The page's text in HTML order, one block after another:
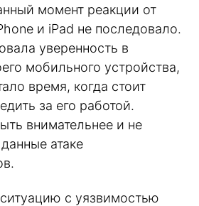
момент реакции от
и iPad не последовало.
уверенность в
мобильного устройства,
время, когда стоит
за его работой.
внимательнее и не
атаке
с уязвимостью